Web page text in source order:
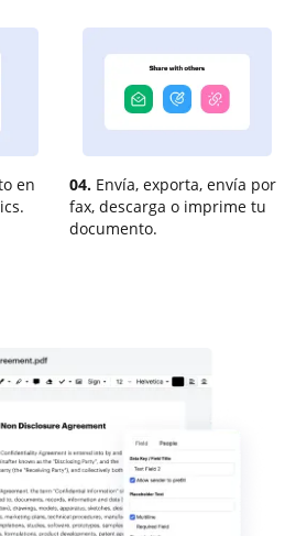
en
04. Envía, exporta, envía por
fax, descarga o imprime tu
documento.